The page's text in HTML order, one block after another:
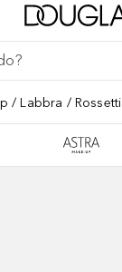
Labbra Rossetti